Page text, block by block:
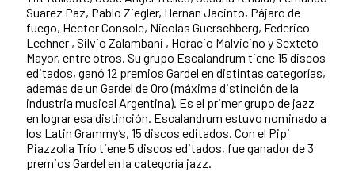
Suarez Paz, Pablo Ziegler, Hernan Jacinto, Pájaro de
fuego, Héctor Console, Nicolás Guerschberg, Federico
Lechner , Silvio Zalambani , Horacio Malvicino y Sexteto
Mayor, entre otros. Su grupo Escalandrum tiene 15 discos
editados, ganó 12 premios Gardel en distintas categorías,
además de un Gardel de Oro (máxima distinción de la
industria musical Argentina). Es el primer grupo de jazz
en lograr esa distinción. Escalandrum estuvo nominado a
los Latin Grammy’s, 15 discos editados. Con el Pipi
Piazzolla Trío tiene 5 discos editados, fue ganador de 3
premios Gardel en la categoría jazz.